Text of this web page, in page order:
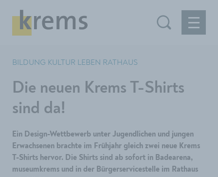
BILDUNG KULTUR LEBEN RATHAUS
Die neuen Krems T-Shirts
sind da!
Ein Design-Wettbewerb unter Jugendlichen und jungen
Erwachsenen brachte im Frühjahr gleich zwei neue Krems
T-Shirts hervor. Die Shirts sind ab sofort in Badearena,
museumkrems und in der Bürgerservicestelle im Rathaus